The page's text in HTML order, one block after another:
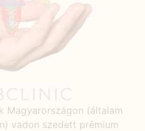
Magyarországon (általam
vadon szedett prémium